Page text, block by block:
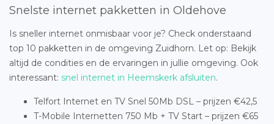
Snelste internet pakketten in Oldehove
Is sneller internet onmisbaar voor je? Check onderstaand
top 10 pakketten in de omgeving Zuidhorn. Let op: Bekijk
altijd de condities en de ervaringen in jullie omgeving. Ook
interessant: snel internet in Heemskerk afsluiten.
Telfort Internet en TV Snel 50Mb DSL – prijzen €42,5
T-Mobile Internetten 750 Mb + TV Start – prijzen €65